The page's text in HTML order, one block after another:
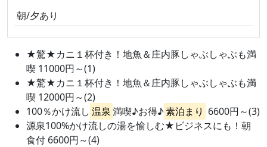
朝/夕あり
★驚★カニ１杯付き！地魚＆庄内豚しゃぶしゃぶも満
喫 11000円～(1)
★驚★カニ１杯付き！地魚＆庄内豚しゃぶしゃぶも満
喫 12000円～(2)
100％かけ流し 温泉満喫♪お得♪素泊まり 6600円～(3)
源泉100%かけ流しの湯を愉しむ★ビジネスにも！朝
食付 6600円～(4)